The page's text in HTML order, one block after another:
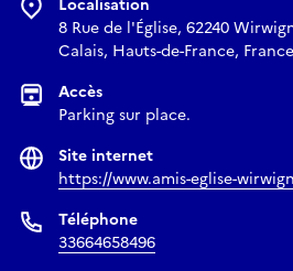
Localisation
8 Rue de l'Église, 62240
Calais, Hauts-de-France, France
Accès
Parking sur place.
Site internet
https://www.amis-eglise-
Téléphone
33664658496